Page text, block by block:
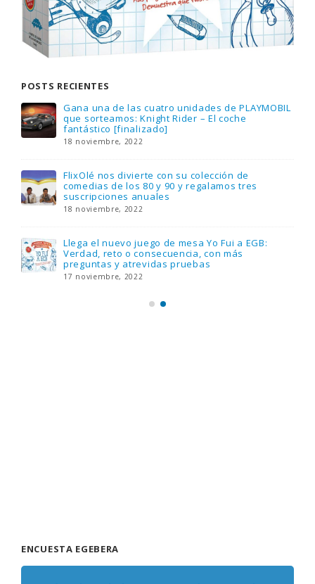
POSTS RECIENTES
Gana una de las cuatro unidades de PLAYMOBIL
que sorteamos: Knight Rider – El coche
fantástico [finalizado]
18 noviembre, 2022
FlixOlé nos divierte con su colección de
comedias de los 80 y 90 y regalamos tres
suscripciones anuales
18 noviembre, 2022
Llega el nuevo juego de mesa Yo Fui a EGB:
Verdad, reto o consecuencia, con más
preguntas y atrevidas pruebas
17 noviembre, 2022
ENCUESTA EGEBERA